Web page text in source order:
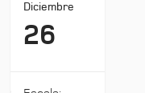
Diciembre
26